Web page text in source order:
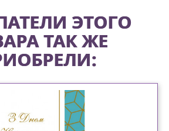
ЭТОГО
ТАК ЖЕ